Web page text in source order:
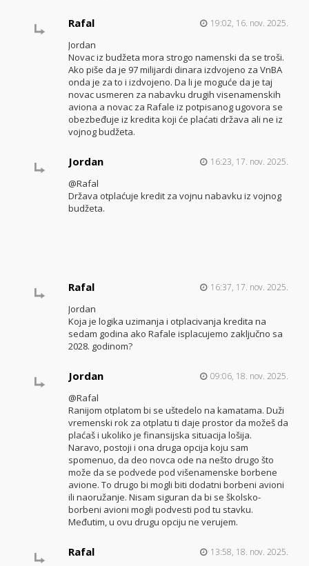
Rafal 19:02, 16. nov. 2025.
Jordan
Novac iz budžeta mora strogo namenski da se troši.
Ako piše da je 97 milijardi dinara izdvojeno za VnBA
onda je za to i izdvojeno. Da li je moguće da je taj
novac usmeren za nabavku drugih visenamenskih
aviona a novac za Rafale iz potpisanog ugovora se
obezbeđuje iz kredita koji će plaćati država ali ne iz
vojnog budžeta.
Jordan 16:23, 17. nov. 2025.
@Rafal
Država otplaćuje kredit za vojnu nabavku iz vojnog
budžeta.
Rafal 16:37, 17. nov. 2025.
Jordan
Koja je logika uzimanja i otplacivanja kredita na
sedam godina ako Rafale isplacujemo zaključno sa
2028. godinom?
Jordan 09:06, 18. nov. 2025.
@Rafal
Ranijom otplatom bi se uštedelo na kamatama. Duži
vremenski rok za otplatu ti daje prostor da možeš da
plaćaš i ukoliko je finansijska situacija lošija.
Naravo, postoji i ona druga opcija koju sam
spomenuo, da deo novca ode na nešto drugo što
može da se podvede pod višenamenske borbene
avione. To drugo bi mogli biti dodatni borbeni avioni
ili naoružanje. Nisam siguran da bi se školsko-
borbeni avioni mogli podvesti pod tu stavku.
Međutim, u ovu drugu opciju ne verujem.
Rafal 13:58, 18. nov. 2025.